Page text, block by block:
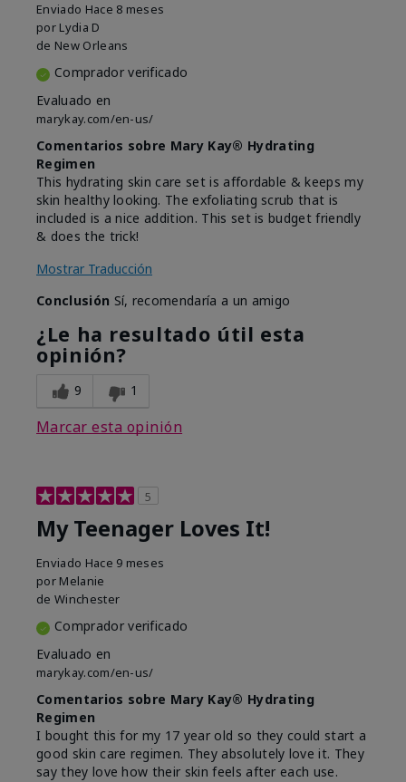
Enviado Hace 8 meses
por Lydia D
de New Orleans
Comprador verificado
Evaluado en
marykay.com/en-us/
Comentarios sobre Mary Kay® Hydrating
Regimen
This hydrating skin care set is affordable & keeps my
skin healthy looking. The exfoliating scrub that is
included is a nice addition. This set is budget friendly
& does the trick!
Mostrar Traducción
Conclusión Sí, recomendaría a un amigo
¿Le ha resultado útil esta
opinión?
9 1
Marcar esta opinión
5
My Teenager Loves It!
Enviado Hace 9 meses
por Melanie
de Winchester
Comprador verificado
Evaluado en
marykay.com/en-us/
Comentarios sobre Mary Kay® Hydrating
Regimen
I bought this for my 17 year old so they could start a
good skin care regimen. They absolutely love it. They
say they love how their skin feels after each use.